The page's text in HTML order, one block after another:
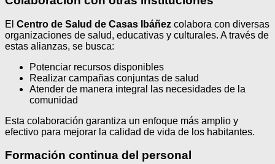
El Centro de Salud de Casas Ibáñez colabora con diversas
organizaciones de salud, educativas y culturales. A través de
estas alianzas, se busca:
Potenciar recursos disponibles
Realizar campañas conjuntas de salud
Atender de manera integral las necesidades de la
comunidad
Esta colaboración garantiza un enfoque más amplio y
efectivo para mejorar la calidad de vida de los habitantes.
Formación continua del personal